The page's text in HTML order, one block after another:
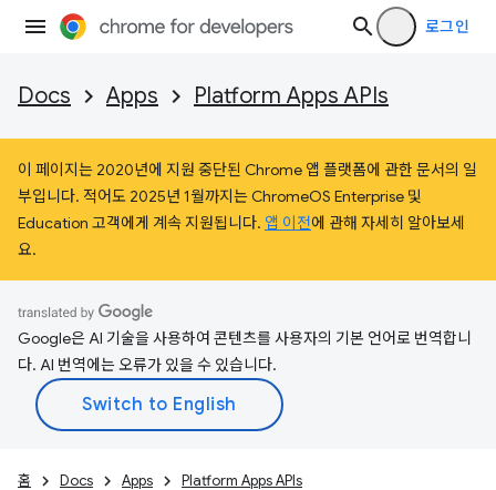
로그인
Docs Apps Platform Apps APIs
이 페이지는 2020년에 지원 중단된 Chrome 앱 플랫폼에 관한 문서의 일
부입니다. 적어도 2025년 1월까지는 ChromeOS Enterprise 및
Education 고객에게 계속 지원됩니다. 앱 이전에 관해 자세히 알아보세
요.
Google은 AI 기술을 사용하여 콘텐츠를 사용자의 기본 언어로 번역합니
다. AI 번역에는 오류가 있을 수 있습니다.
홈 Docs Apps Platform Apps APIs